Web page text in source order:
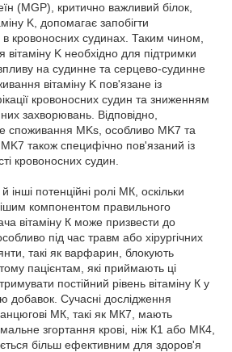
(MGP), критично важливий білок,
K, допомагає запобігти
кровоносних судинах. Таким чином,
K необхідно для підтримки
на судинне та серцево-судинне
вітаміну K пов'язане із
кровоносних судин та зниженням
захворювань. Відповідно,
споживання MKs, особливо MK7 та
також специфічно пов'язаний із
кровоносних судин.
інші потенційні ролі МК, оскільки
компонентом правильного
вітаміну К може призвести до
під час травм або хірургічних
такі як варфарин, блокують
тому пацієнтам, які приймають ці
постійний рівень вітаміну К у
добавок. Сучасні дослідження
МК, такі як МК7, мають
згортання крові, ніж К1 або МК4,
більш ефективним для здоров'я